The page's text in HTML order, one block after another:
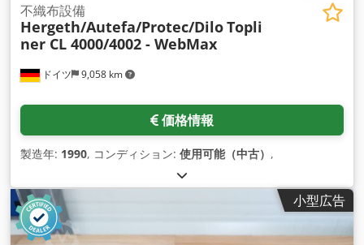
ドイツ 9,058 km
不織布設備
Hergeth/Autefa/Protec/DiloTopli
ner CL 4000/4002 - WebMax
価格情報
製造年: 1990, コンディション: 使用可能（中古） ,
小型広告